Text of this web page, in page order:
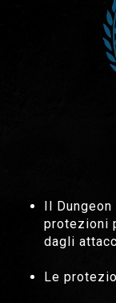
Il
protezioni
dagli
Le